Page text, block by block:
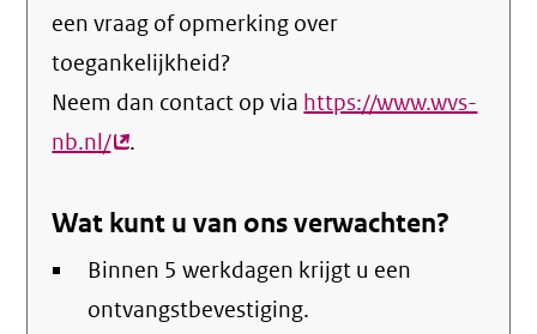
een vraag of opmerking over
toegankelijkheid?
Neem dan contact op via https://www.wvs-
nb.nl/(externe
.
Wat kunt u van ons verwachten?
Binnen 5 werkdagen krijgt u een
ontvangstbevestiging.